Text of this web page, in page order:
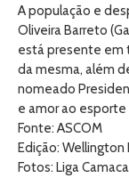
A população e
Oliveira Barreto
está presente em
da mesma, além
nomeado
e amor ao esporte
Fonte: ASCOM
Edição: Wellington
Fotos: Liga